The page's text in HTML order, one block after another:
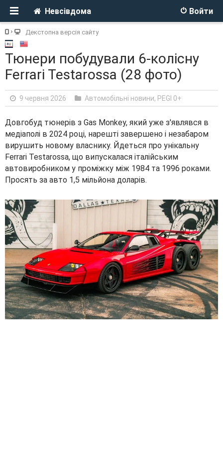
Войти
Невсівдома
Декстопна версія сайту
Тюнери побудували 6-колісну
Ferrari Testarossa (28 фото)
9 червня 2026 Автомобільні новини, PEGI 0+
Довгобуд тюнерів з Gas Monkey, який уже з'являвся в
медіаполі в 2024 році, нарешті завершено і незабаром
вирушить новому власнику. Йдеться про унікальну
Ferrari Testarossa, що випускалася італійським
автовиробником у проміжку між 1984 та 1996 роками.
Просять за авто 1,5 мільйона доларів.